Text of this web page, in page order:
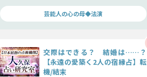
芸能人の心の母◆法演
交際はできる？ 結婚は……？
【永遠の愛築く2人の宿縁占】転
機/結末